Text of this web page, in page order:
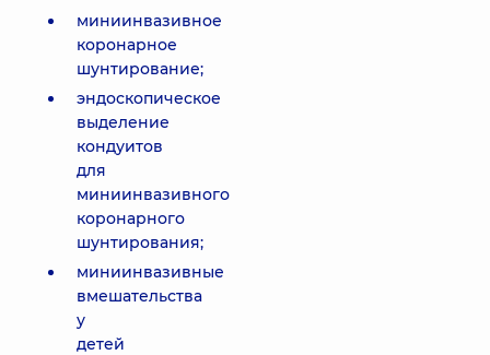
миниинвазивное
коронарное
шунтирование;
эндоскопическое
выделение
кондуитов
для
миниинвазивного
коронарного
шунтирования;
миниинвазивные
вмешательства
у
детей